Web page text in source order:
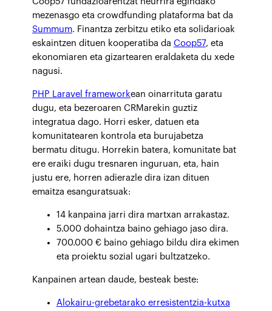
mezenasgo eta crowdfunding plataforma bat da
Summum. Finantza zerbitzu etiko eta solidarioak
eskaintzen dituen kooperatiba da Coop57, eta
ekonomiaren eta gizartearen eraldaketa du xede
nagusi.
PHP Laravel frameworkean oinarrituta garatu
dugu, eta bezeroaren CRMarekin guztiz
integratua dago. Horri esker, datuen eta
komunitatearen kontrola eta burujabetza
bermatu ditugu. Horrekin batera, komunitate bat
ere eraiki dugu tresnaren inguruan, eta, hain
justu ere, horren adierazle dira izan dituen
emaitza esanguratsuak:
14 kanpaina jarri dira martxan arrakastaz.
5.000 dohaintza baino gehiago jaso dira.
700.000 € baino gehiago bildu dira ekimen
eta proiektu sozial ugari bultzatzeko.
Kanpainen artean daude, besteak beste:
Alokairu-grebetarako erresistentzia-kutxa